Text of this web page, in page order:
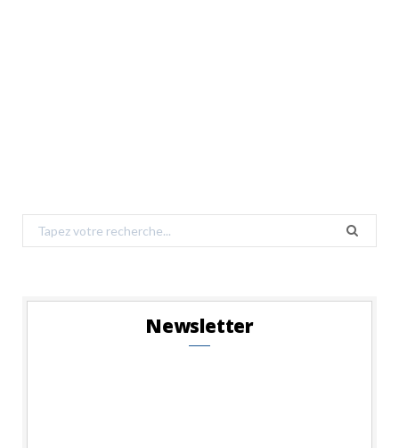
Search
for:
Newsletter